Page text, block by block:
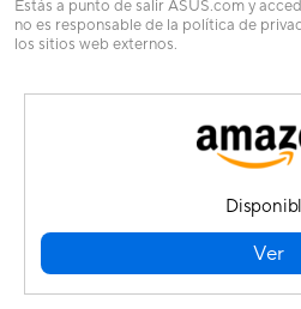
Estás a punto de salir ASUS.com y
no es responsable de la política de
los sitios web externos.
Ver